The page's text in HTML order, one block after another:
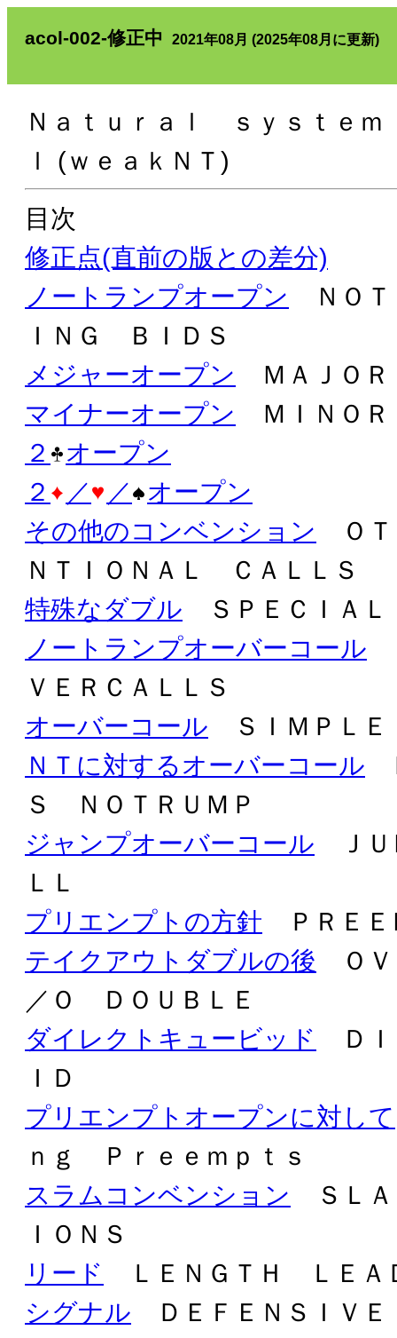
acol-002-修正中 2021年08月 (2025年08月に更新)
Ｎａｔｕｒａｌ ｓｙｓｔｅ
ｌ (ｗｅａｋＮＴ)
目次
修正点(直前の版との差分)
ノートランプオープン ＮＯＴ
ＩＮＧ ＢＩＤＳ
メジャーオープン ＭＡＪＯ
マイナーオープン ＭＩＮＯ
２
オープン
２
／ ／
オープン
その他のコンベンション ＯＴ
ＮＴＩＯＮＡＬ ＣＡＬＬＳ
特殊なダブル ＳＰＥＣＩＡ
ノートランプオーバーコール
ＶＥＲＣＡＬＬＳ
オーバーコール ＳＩＭＰＬ
ＮＴに対するオーバーコール
Ｓ ＮＯＴＲＵＭＰ
ジャンプオーバーコール ＪＵ
ＬＬ
プリエンプトの方針 ＰＲＥＥ
テイクアウトダブルの後 ＯＶ
／Ｏ ＤＯＵＢＬＥ
ダイレクトキュービッド
ＤＩ
ＩＤ
プリエンプトオープンに対して
ｎｇ Ｐｒｅｅｍｐｔｓ
スラムコンベンション ＳＬ
ＩＯＮＳ
リード
ＬＥＮＧＴＨ ＬＥＡ
シグナル ＤＥＦＥＮＳＩＶ